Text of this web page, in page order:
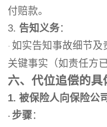
付赔款。
3. 告知义务：
· 如实告知事故细节及
关键事实（如责任方
六、代位追偿的具
1. 被保险人向保险公
· 步骤：